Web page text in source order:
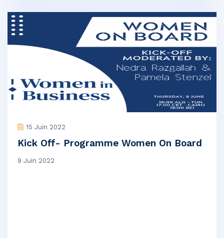
15 Juin 2022
Kick Off- Programme Women On Board
9 Juin 2022